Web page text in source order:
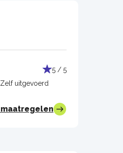
5 / 5
Zelf uitgevoerd